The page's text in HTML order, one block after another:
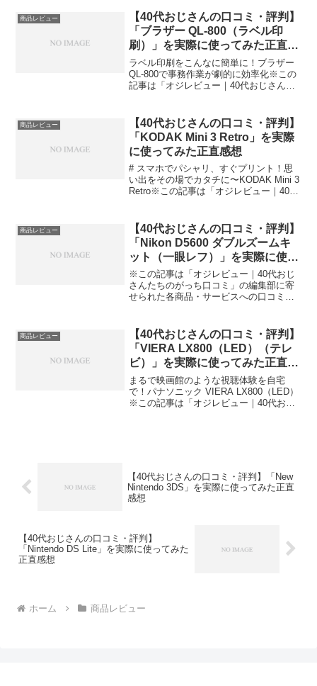
日、編集部が紹介したいのが「EPSON
PX-...
商品レビュー
【40代おじさんの口コミ・評判】
「ブラザー QL-800（ラベル印
刷）」を実際に使ってみた正直感
想
ラベル印刷をこんなに簡単に！ブラザー
QL-800で事務作業が劇的に効率化※この
記事は「オジレビュー｜40代おじさんた
集部が紹介したいのが「ブラザー QL-
800」です...
商品レビュー
【40代おじさんの口コミ・評判】
「KODAK Mini 3 Retro」を実際
に使ってみた正直感想
# スマホでパシャリ、すぐプリント！思
い出をその場でカタチに〜KODAK Mini 3
Retro※この記事は「オジレビュー｜40代
ミ今日、編集部が紹介したいのが「KO...
商品レビュー
【40代おじさんの口コミ・評判】
「Nikon D5600 ダブルズームキ
ット（一眼レフ）」を実際に使っ
てみた正直感想
※この記事は「オジレビュー｜40代おじ
さんたちのがっち口コミ」の編集部に寄
せられた各商品・サービスへの口コミ写
したいのが「Nikon D5600 ダブルズー...
商品レビュー
【40代おじさんの口コミ・評判】
「VIERA LX800（LED）​（テレ
ビ）」を実際に使ってみた正直感
想
まるで映画館のような視聴体験を自宅
で！パナソニック VIERA LX800（LED）
※この記事は「オジレビュー｜40代おじ
【40代おじさんの口コミ・評判】「New
Nintendo 3DS」を実際に使ってみた正直
感想
【40代おじさんの口コミ・評判】
「Nintendo DS Lite」を実際に使ってみた
正直感想
ホーム 商品レビュー